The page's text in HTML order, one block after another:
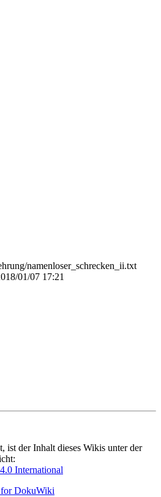
namenloser_schrecken_ii.txt
01/07 17:21
ist der Inhalt dieses Wikis unter der
International